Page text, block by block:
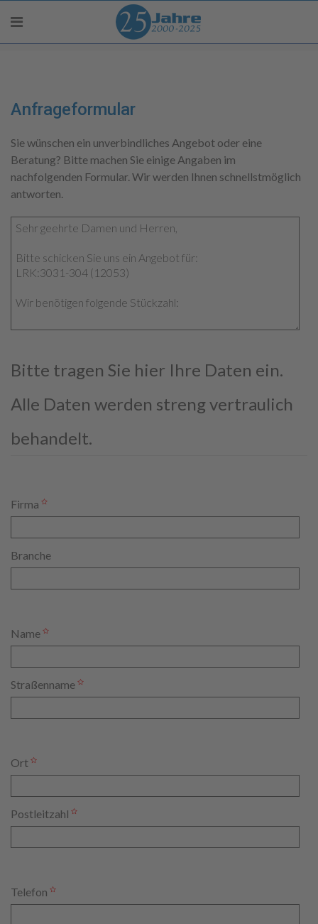
Anfrageformular
Sie wünschen ein unverbindliches Angebot oder eine
Beratung? Bitte machen Sie einige Angaben im
nachfolgenden Formular. Wir werden Ihnen schnellstmöglich
antworten.
Bitte tragen Sie hier Ihre Daten ein.
Alle Daten werden streng vertraulich
behandelt.
Firma
Branche
Name
Straßenname
Ort
Postleitzahl
Telefon